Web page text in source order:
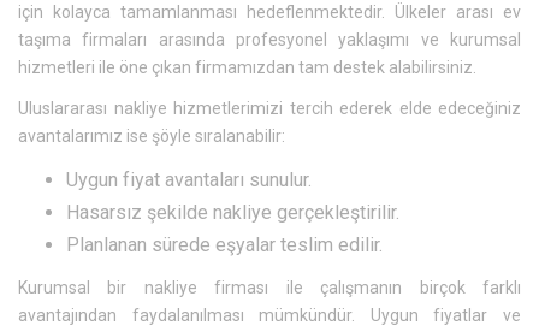
için kolayca tamamlanması hedeflenmektedir. Ülkeler arası ev
taşıma firmaları arasında profesyonel yaklaşımı ve kurumsal
hizmetleri ile öne çıkan firmamızdan tam destek alabilirsiniz.
Uluslararası nakliye hizmetlerimizi tercih ederek elde edeceğiniz
avantalarımız ise şöyle sıralanabilir:
Uygun fiyat avantaları sunulur.
Hasarsız şekilde nakliye gerçekleştirilir.
Planlanan sürede eşyalar teslim edilir.
Kurumsal bir nakliye firması ile çalışmanın birçok farklı
avantajından faydalanılması mümkündür. Uygun fiyatlar ve